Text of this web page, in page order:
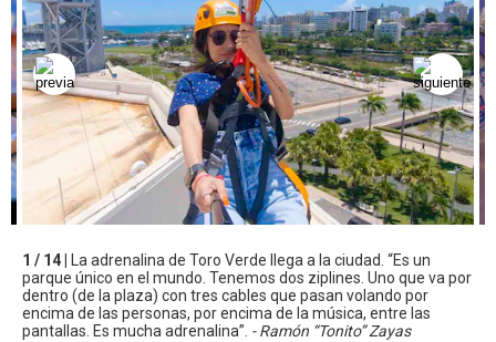
1 / 14 |
La adrenalina de Toro Verde llega a la ciudad. “Es un
parque único en el mundo. Tenemos dos ziplines. Uno que va por
dentro (de la plaza) con tres cables que pasan volando por
encima de las personas, por encima de la música, entre las
pantallas. Es mucha adrenalina”. - Ramón “Tonito” Zayas